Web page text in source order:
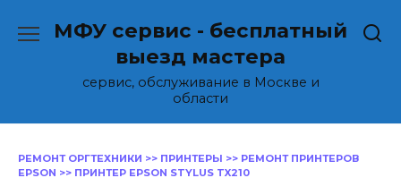
МФУ сервис - бесплатный
выезд мастера
сервис, обслуживание в Москве и
области
РЕМОНТ ОРГТЕХНИКИ >> ПРИНТЕРЫ >> РЕМОНТ ПРИНТЕРОВ
EPSON >> ПРИНТЕР EPSON STYLUS TX210